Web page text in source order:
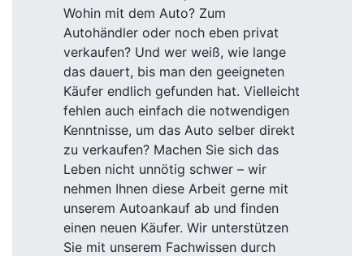
Wohin mit dem Auto? Zum
Autohändler oder noch eben privat
verkaufen? Und wer weiß, wie lange
das dauert, bis man den geeigneten
Käufer endlich gefunden hat. Vielleicht
fehlen auch einfach die notwendigen
Kenntnisse, um das Auto selber direkt
zu verkaufen? Machen Sie sich das
Leben nicht unnötig schwer – wir
nehmen Ihnen diese Arbeit gerne mit
unserem Autoankauf ab und finden
einen neuen Käufer. Wir unterstützen
Sie mit unserem Fachwissen durch